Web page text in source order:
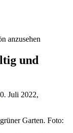
anzusehen
und
Juli 2022,